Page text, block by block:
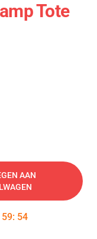
Tote
AAN
59: 54